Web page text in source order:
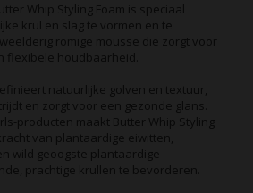
Whip Styling Foam is speciaal
krul en slag te vormen en te
romige mousse die zorgt voor
houdbaarheid.
natuurlijke golven en textuur,
en zorgt voor een gezonde glans.
producten maakt Butter Whip Styling
van plantaardige eiwitten,
wild geoogste plantaardige
prachtige krullen te bevorderen.